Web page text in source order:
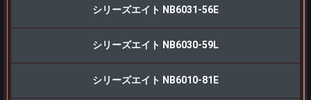
シリーズエイト NB6031-56E
シリーズエイト NB6030-59L
シリーズエイト NB6010-81E